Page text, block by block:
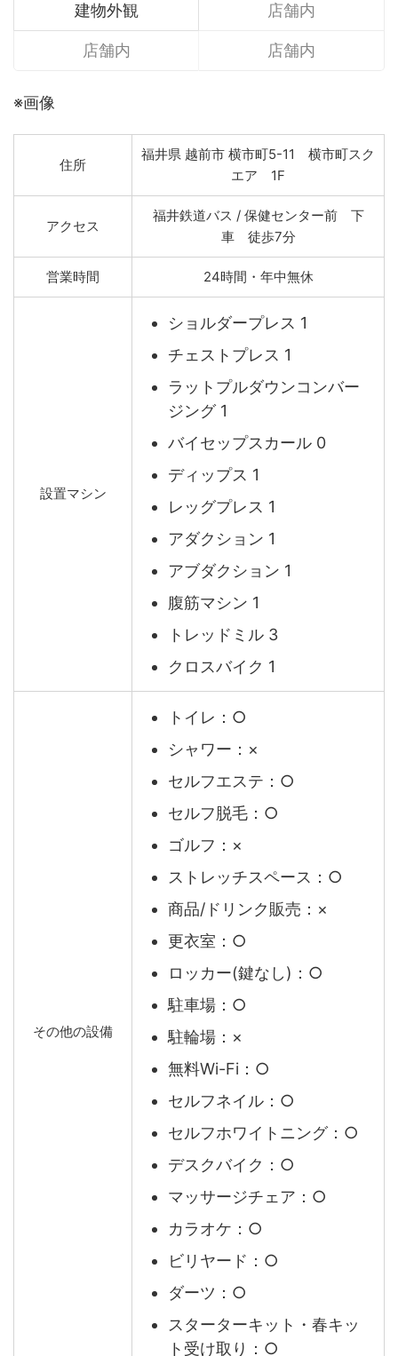
建物外観 店舗内
店舗内 店舗内
※画像
住所
福井県 越前市 横市町5-11 横市町スク
エア 1F
アクセス
福井鉄道バス / 保健センター前 下
車 徒歩7分
営業時間 24時間・年中無休
設置マシン
ショルダープレス 1
チェストプレス 1
ラットプルダウンコンバー
ジング 1
バイセップスカール 0
ディップス 1
レッグプレス 1
アダクション 1
アブダクション 1
腹筋マシン 1
トレッドミル 3
クロスバイク 1
その他の設備
トイレ：○
シャワー：×
セルフエステ：○
セルフ脱毛：○
ゴルフ：×
ストレッチスペース：○
商品/ドリンク販売：×
更衣室：○
ロッカー(鍵なし)：○
駐車場：○
駐輪場：×
無料Wi-Fi：○
セルフネイル：○
セルフホワイトニング：○
デスクバイク：○
マッサージチェア：○
カラオケ：○
ビリヤード：○
ダーツ：○
スターターキット・春キッ
ト受け取り：○